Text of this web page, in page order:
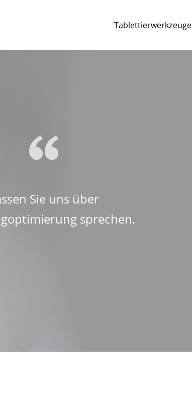
Tablettierwerkzeuge
Sie uns über
sprechen.